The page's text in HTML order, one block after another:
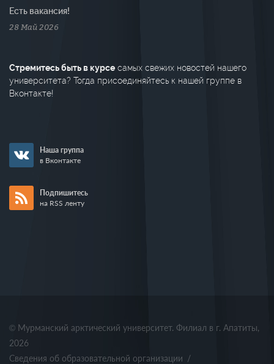
Есть вакансия!
28 Май 2026
Стремитесь быть в курсе самых свежих новостей нашего
университета? Тогда присоединяйтесь к нашей группе в
Вконтакте!
Наша группа
в Вконтакте
Подпишитесь
на RSS ленту
© Мурманский арктический университет. Филиал в г. Апатиты,
2026
Сведения об образовательной организации /